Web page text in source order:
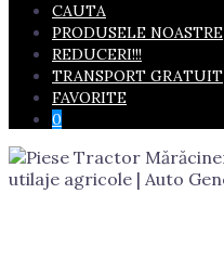
CAUTA
PRODUSELE NOASTRE
REDUCERI!!!
TRANSPORT GRATUIT
FAVORITE
0